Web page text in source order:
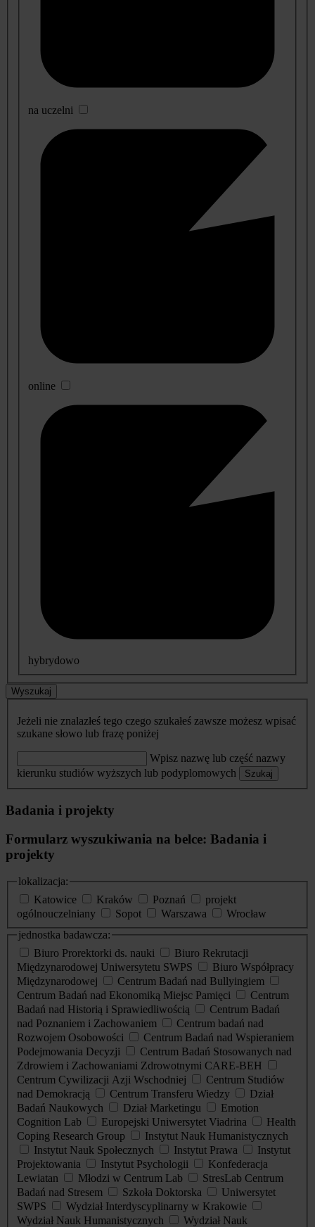
na uczelni
online
hybrydowo
Wyszukaj
Jeżeli nie znalazłeś tego czego szukałeś zawsze możesz wpisać
szukane słowo lub frazę poniżej
Wpisz nazwę lub część nazwy
kierunku studiów wyższych lub podyplomowych
Szukaj
Badania i projekty
Formularz wyszukiwania na belce: Badania i
projekty
lokalizacja:
Katowice
Kraków Poznań
projekt
ogólnouczelniany
Sopot Warszawa
Wrocław
jednostka badawcza:
Biuro Prorektorki ds. nauki
Biuro Rekrutacji
Międzynarodowej Uniwersytetu SWPS
Biuro Współpracy
Międzynarodowej
Centrum Badań nad Bullyingiem
Centrum Badań nad Ekonomiką Miejsc Pamięci
Centrum
Badań nad Historią i Sprawiedliwością
Centrum Badań
nad Poznaniem i Zachowaniem
Centrum badań nad
Rozwojem Osobowości
Centrum Badań nad Wspieraniem
Podejmowania Decyzji
Centrum Badań Stosowanych nad
Zdrowiem i Zachowaniami Zdrowotnymi CARE-BEH
Centrum Cywilizacji Azji Wschodniej
Centrum Studiów
nad Demokracją
Centrum Transferu Wiedzy
Dział
Badań Naukowych
Dział Marketingu
Emotion
Cognition Lab
Europejski Uniwersytet Viadrina
Health
Coping Research Group
Instytut Nauk Humanistycznych
Instytut Nauk Społecznych
Instytut Prawa
Instytut
Projektowania
Instytut Psychologii
Konfederacja
Lewiatan
Młodzi w Centrum Lab
StresLab Centrum
Badań nad Stresem
Szkoła Doktorska
Uniwersytet
SWPS
Wydział Interdyscyplinarny w Krakowie
Wydział Nauk Humanistycznych
Wydział Nauk